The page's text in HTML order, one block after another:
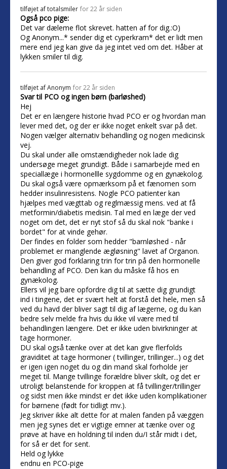
tilføjet aftotalsmiler for 22 år siden
Også pco pige:
Det var dæleme flot skrevet. hatten af for dig.:O)
Og Anonym...* sender dig et cyperkram* det er lidt men
mere end jeg kan give da jeg intet ved om det. Håber at
lykken smiler til dig.
tilføjet afAnonym for 22 år siden
Svar til PCO og ingen børn (barløshed)
Hej
Det er en længere historie hvad PCO er og hvordan man
lever med det, og der er ikke noget enkelt svar på det.
Nogen vælger alternativ behandling og nogen medicinsk
vej.
Du skal under alle omstændigheder nok lade dig
undersøge meget grundigt. Både i samarbejde med en
speciallæge i hormonellle sygdomme og en gynækolog.
Du skal også være opmærksom på et fænomen som
hedder insulinresistens. Nogle PCO patienter kan
hjælpes med vægttab og reglmæssig mens. ved at få
metformin/diabetis medisin. Tal med en læge der ved
noget om det, det er nyt stof så du skal nok "banke i
bordet" for at vinde gehør.
Der findes en folder som hedder "barnløshed - når
problemet er manglende ægløsning" lavet af Organon.
Den giver god forklaring trin for trin på den hormonelle
behandling af PCO. Den kan du måske få hos en
gynækolog.
Ellers vil jeg bare opfordre dig til at sætte dig grundigt
ind i tingene, det er svært helt at forstå det hele, men så
ved du havd der bliver sagt til dig af lægerne, og du kan
bedre selv melde fra hvis du ikke vil være med til
behandlingen længere. Det er ikke uden bivirkninger at
tage hormoner.
DU skal også tænke over at det kan give flerfolds
graviditet at tage hormoner ( tvillinger, trillinger...) og det
er igen igen noget du og din mand skal forholde jer
meget til. Mange tvillinge forældre bliver skilt, og det er
utroligt belanstende for kroppen at få tvillinger/trillinger
og sidst men ikke mindst er det ikke uden komplikationer
for børnene (født for tidligt mv.).
Jeg skriver ikke alt dette for at malen fanden på væggen
men jeg synes det er vigtige emner at tænke over og
prøve at have en holdning til inden du/I står midt i det,
for så er det for sent.
Held og lykke
endnu en PCO-pige